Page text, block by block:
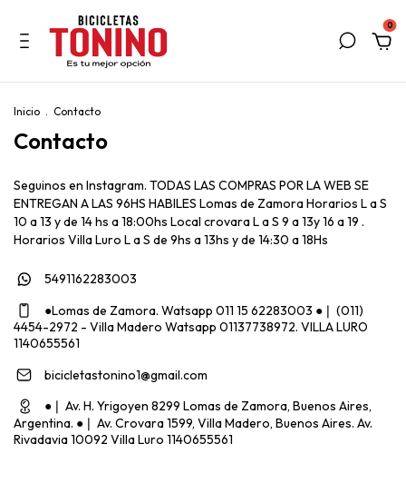
0
Inicio . Contacto
Contacto
Seguinos en Instagram. TODAS LAS COMPRAS POR LA WEB SE
ENTREGAN A LAS 96HS HABILES Lomas de Zamora Horarios L a S
10 a 13 y de 14 hs a 18:00hs Local crovara L a S 9 a 13y 16 a 19 .
Horarios Villa Luro L a S de 9hs a 13hs y de 14:30 a 18Hs
5491162283003
●Lomas de Zamora. Watsapp 011 15 62283003 ●❘ (011)
4454-2972 - Villa Madero Watsapp 01137738972. VILLA LURO
1140655561
bicicletastonino1@gmail.com
●❘ Av. H. Yrigoyen 8299 Lomas de Zamora, Buenos Aires,
Argentina. ●❘ Av. Crovara 1599, Villa Madero, Buenos Aires. Av.
Rivadavia 10092 Villa Luro 1140655561